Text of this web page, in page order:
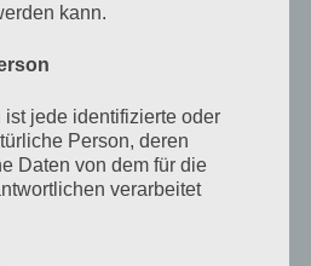
gibt, die zwar eine Schale aus
eine Seele aus Karamell.
oftmals in der Füllung.
kann.
ist jede identifizierte oder
Person, deren
Daten von dem für die
verarbeitet